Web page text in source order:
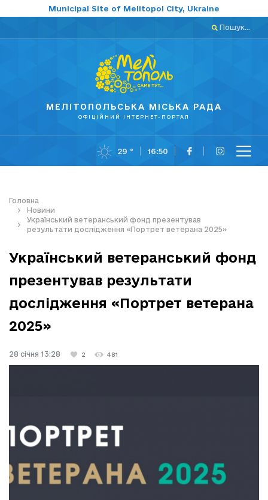
Municipal Site of Melitopol City, Ukraine
Пошук...
МЕЛІТОПОЛЬСЬКА МІСЬКА РАДА
ОФІЦІЙНИЙ ІНТЕРНЕТ-ПОРТАЛ
29 ° 16:50
Головна
Новини
Український ветеранський фонд презентував
результати дослідження «Портрет ветерана 2025»
Український ветеранський фонд
презентував результати
дослідження «Портрет ветерана
2025»
28 січня 13:28 2 481